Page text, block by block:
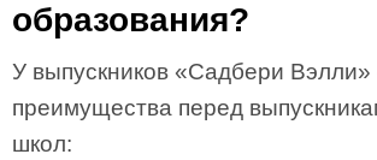
образования?
У выпускников «Садбери Вэлли»
преимущества перед
школ: